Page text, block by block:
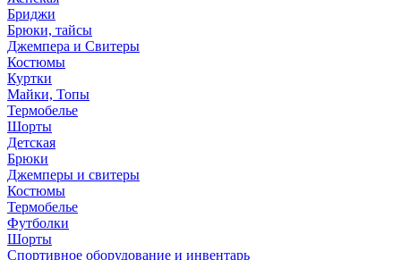
Бриджи
Брюки, тайсы
Джемпера и Свитеры
Костюмы
Куртки
Майки, Топы
Термобелье
Шорты
Детская
Брюки
Джемперы и свитеры
Костюмы
Термобелье
Футболки
Шорты
Спортивное оборудование и инвентарь